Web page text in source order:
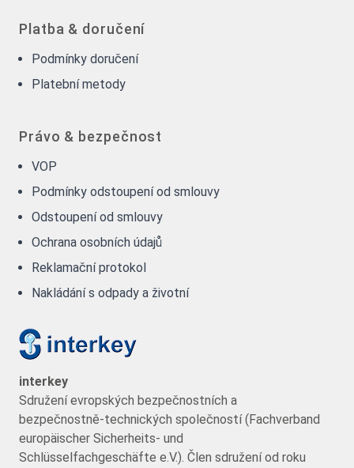
Platba & doručení
Podmínky doručení
Platební metody
Právo & bezpečnost
VOP
Podmínky odstoupení od smlouvy
Odstoupení od smlouvy
Ochrana osobních údajů
Reklamační protokol
Nakládání s odpady a životní
interkey
Sdružení evropských bezpečnostních a
bezpečnostně-technických společností (Fachverband
europäischer Sicherheits- und
Schlüsselfachgeschäfte e.V.). Člen sdružení od roku